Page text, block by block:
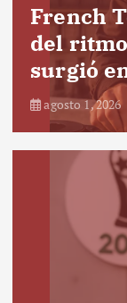
French
del
surgió
agosto 1, 2026